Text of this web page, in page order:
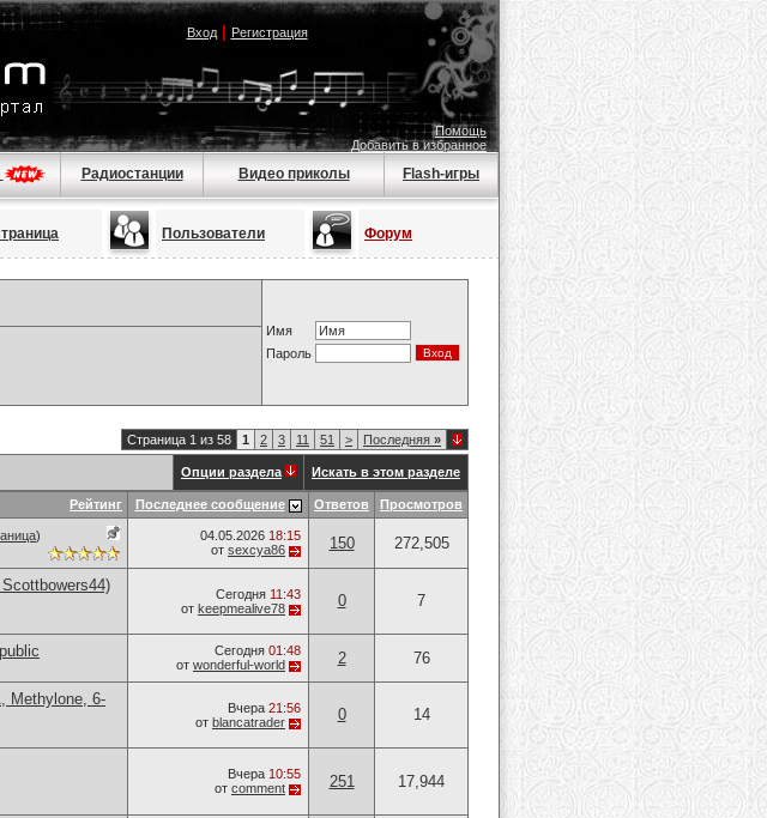
Вход| Регистрация
Помощь
Добавить в избранное
Радиостанции Видео приколы Flash-игры
Пользователи Форум
Имя
Пароль
Страница 1 из 58 1 2 3 11 51 > Последняя »
Опции раздела Искать в этом разделе
Рейтинг Последнее сообщение Ответов Просмотров
)
04.05.2026 18:15
от sexcya86 150 272,505
Сегодня 11:43
от keepmealive78 0 7
Сегодня 01:48
от wonderful-world 2 76
Methylone, 6-
Вчера 21:56
от blancatrader 0 14
Вчера 10:55
от comment 251 17,944